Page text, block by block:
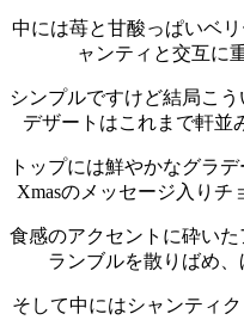
中には苺と甘酸っぱいベ
ャンティと交互に
シンプルですけど結局こう
デザートはこれまで軒並
トップには鮮やかなグラ
Xmasのメッセージ入りチ
食感のアクセントに砕い
ランブルを散りばめ、
そして中にはシャンティ